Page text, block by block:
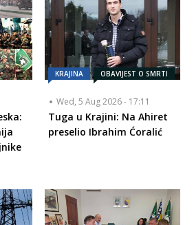
KRAJINA OBAVIJEST O SMRTI
Wed, 5 Aug 2026 - 17:11
Tuga u Krajini: Na Ahiret
preselio Ibrahim Ćoralić